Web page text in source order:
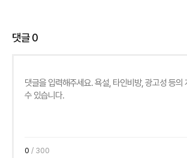
댓글0
0 / 300